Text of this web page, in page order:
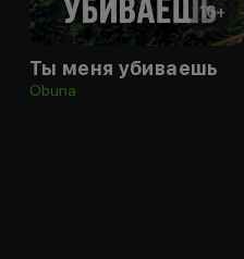
16+
Ты меня убиваешь
Obuna